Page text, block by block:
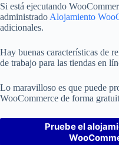
Si está ejecutando
administrado Alojamiento
adicionales.
Hay buenas características de
de trabajo para las tiendas en
Lo maravilloso es que puede
WooCommerce de forma
Pruebe el